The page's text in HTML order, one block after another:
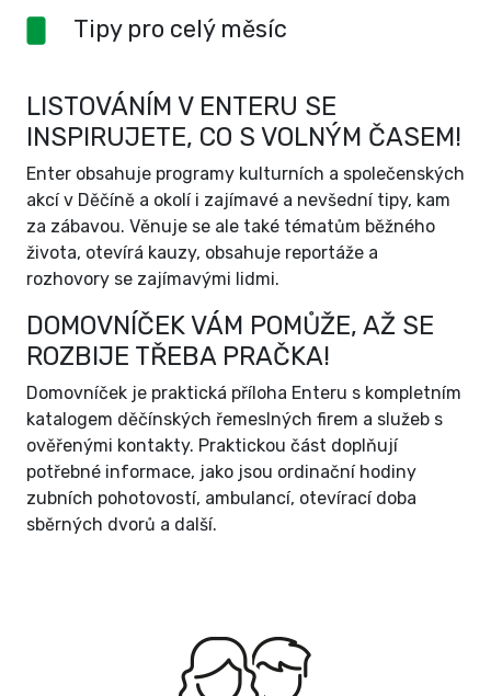
Tipy pro celý měsíc
LISTOVÁNÍM V ENTERU SE
INSPIRUJETE, CO S VOLNÝM ČASEM!
Enter obsahuje programy kulturních a společenských
akcí v Děčíně a okolí i zajímavé a nevšední tipy, kam
za zábavou. Věnuje se ale také tématům běžného
života, otevírá kauzy, obsahuje reportáže a
rozhovory se zajímavými lidmi.
DOMOVNÍČEK VÁM POMŮŽE, AŽ SE
ROZBIJE TŘEBA PRAČKA!
Domovníček je praktická příloha Enteru s kompletním
katalogem děčínských řemeslných firem a služeb s
ověřenými kontakty. Praktickou část doplňují
potřebné informace, jako jsou ordinační hodiny
zubních pohotovostí, ambulancí, otevírací doba
sběrných dvorů a další.